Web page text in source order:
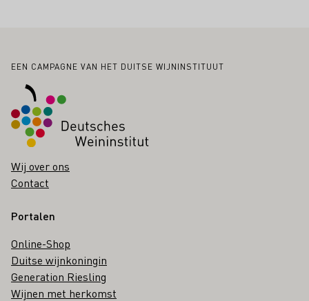
Voettekst
EEN CAMPAGNE VAN HET DUITSE WIJNINSTITUUT
Wij over ons
Contact
Portalen
Online-Shop
Duitse wijnkoningin
Generation Riesling
Wijnen met herkomst